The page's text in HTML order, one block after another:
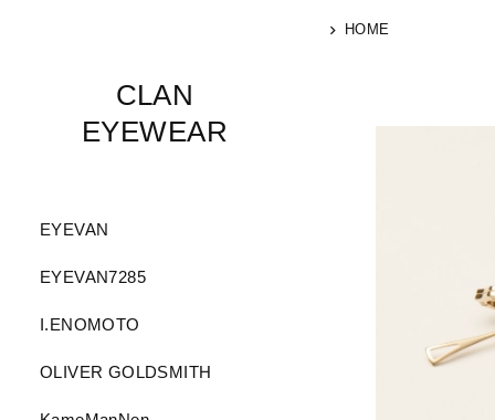
CLAN
EYEWEAR
EYEVAN
EYEVAN7285
I.ENOMOTO
OLIVER GOLDSMITH
HOME